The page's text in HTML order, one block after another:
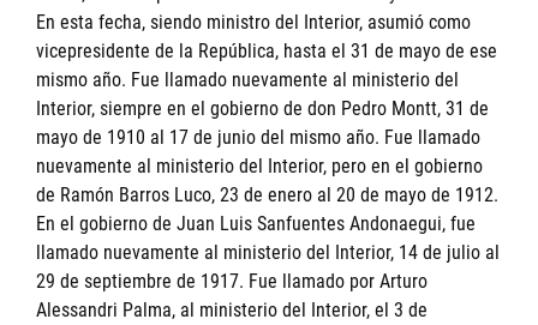
En esta fecha, siendo ministro del Interior, asumió como
vicepresidente de la República, hasta el 31 de mayo de ese
mismo año. Fue llamado nuevamente al ministerio del
Interior, siempre en el gobierno de don Pedro Montt, 31 de
mayo de 1910 al 17 de junio del mismo año. Fue llamado
nuevamente al ministerio del Interior, pero en el gobierno
de Ramón Barros Luco, 23 de enero al 20 de mayo de 1912.
En el gobierno de Juan Luis Sanfuentes Andonaegui, fue
llamado nuevamente al ministerio del Interior, 14 de julio al
29 de septiembre de 1917. Fue llamado por Arturo
Alessandri Palma, al ministerio del Interior, el 3 de